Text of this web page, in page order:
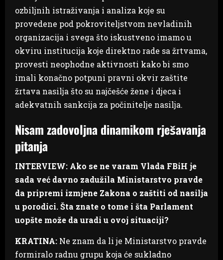
ozbiljnih istraživanja i analiza koje su
provedene pod pokroviteljstvom nevladinih
organizacija i svega što iskustveno imamo u
okviru institucija koje direktno rade sa žrtvama,
provesti neophodne aktivnosti kako bi smo
imali konačno potpuni pravni okvir zaštite
žrtava nasilja što su najčešće žene i djeca i
adekvatnih sankcija za počinitelje nasilja.
Nisam zadovoljna dinamikom rješavanja
pitanja
INTERVIEW: Ako se ne varam Vlada FBiH je
sada već davno zadužila Ministarstvo pravde
da pripremi izmjene Zakona o zaštiti od nasilja
u porodici. Šta znate o tome i šta Parlament
uopšte može da uradi u ovoj situaciji?
KRATINA: Ne znam da li je Ministarstvo pravde
formiralo radnu grupu koja će sukladno